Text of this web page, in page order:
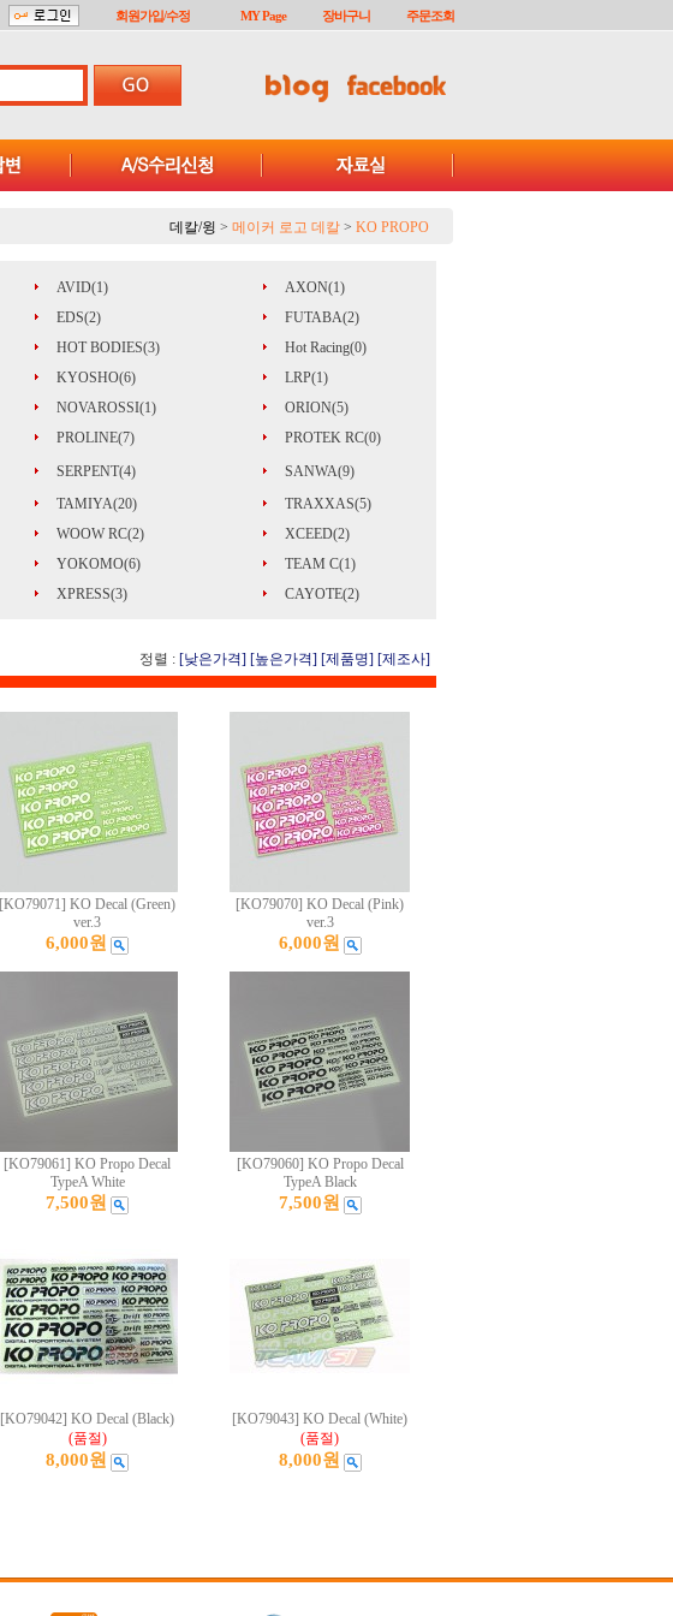
회원가입/수정 MY Page 장바구니 주문조회
데칼/윙 > 메이커 로고 데칼> KO PROPO
AVID(1)
AXON(1)
EDS(2)
FUTABA(2)
HOT BODIES(3)
Hot Racing(0)
KYOSHO(6)
LRP(1)
NOVAROSSI(1)
ORION(5)
PROLINE(7)
PROTEK RC(0)
SERPENT(4)
SANWA(9)
TAMIYA(20)
TRAXXAS(5)
WOOW RC(2)
XCEED(2)
YOKOMO(6)
TEAM C(1)
XPRESS(3) CAYOTE(2)
정렬 : [낮은가격] [높은가격] [제품명] [제조사]
[KO79071] KO Decal (Green)
ver.3
6,000원
[KO79070] KO Decal (Pink)
ver.3
6,000원
[KO79061] KO Propo Decal
TypeA White
7,500원
[KO79060] KO Propo Decal
TypeA Black
7,500원
[KO79042] KO Decal (Black)
(품절)
8,000원
[KO79043] KO Decal (White)
(품절)
8,000원